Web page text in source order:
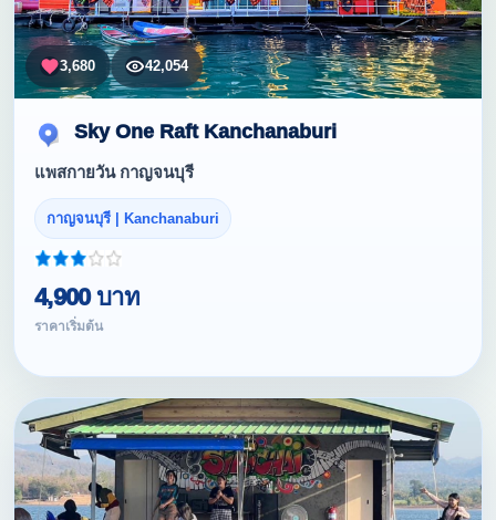
3,680 42,054
Sky One Raft Kanchanaburi
แพสกายวัน กาญจนบุรี
กาญจนบุรี | Kanchanaburi
4,900 บาท
ราคาเริ่มต้น